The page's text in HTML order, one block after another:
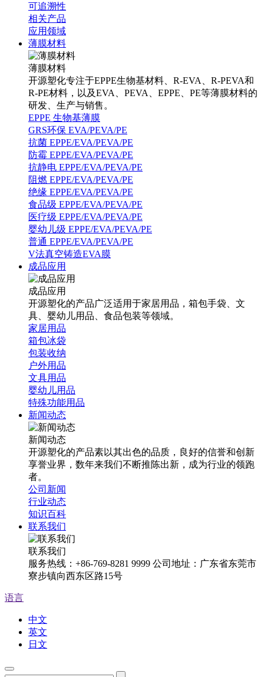
可追溯性
相关产品
应用领域
薄膜材料
薄膜材料
开源塑化专注于EPPE生物基材料、R-EVA、R-PEVA和
R-PE材料，以及EVA、PEVA、EPPE、PE等薄膜材料的
研发、生产与销售。
EPPE 生物基薄膜
GRS环保 EVA/PEVA/PE
抗菌 EPPE/EVA/PEVA/PE
防霉 EPPE/EVA/PEVA/PE
抗静电 EPPE/EVA/PEVA/PE
阻燃 EPPE/EVA/PEVA/PE
绝缘 EPPE/EVA/PEVA/PE
食品级 EPPE/EVA/PEVA/PE
医疗级 EPPE/EVA/PEVA/PE
婴幼儿级 EPPE/EVA/PEVA/PE
普通 EPPE/EVA/PEVA/PE
V法真空铸造EVA膜
成品应用
成品应用
开源塑化的产品广泛适用于家居用品，箱包手袋、文
具、婴幼儿用品、食品包装等领域。
家居用品
箱包冰袋
包装收纳
户外用品
文具用品
婴幼儿用品
特殊功能用品
新闻动态
新闻动态
开源塑化的产品素以其出色的品质，良好的信誉和创新
享誉业界，数年来我们不断推陈出新，成为行业的领跑
者。
公司新闻
行业动态
知识百科
联系我们
联系我们
服务热线：+86-769-8281 9999 公司地址：广东省东莞市
寮步镇向西东区路15号
语言
中文
英文
日文